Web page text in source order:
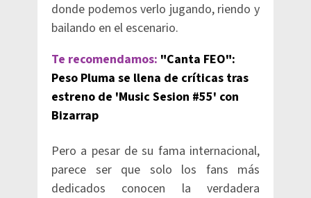
donde podemos verlo jugando, riendo y
bailando en el escenario.
Te recomendamos: "Canta FEO":
Peso Pluma se llena de críticas tras
estreno de 'Music Sesion #55' con
Bizarrap
Pero a pesar de su fama internacional,
parece ser que solo los fans más
dedicados conocen la verdadera